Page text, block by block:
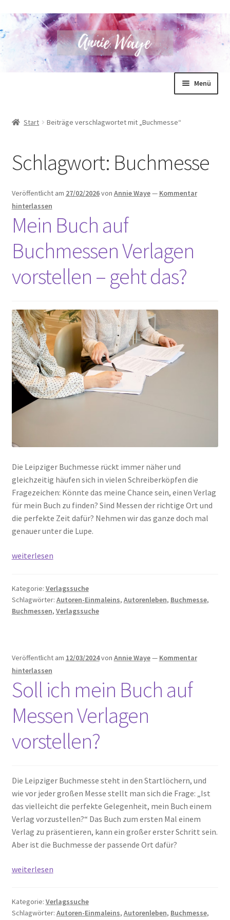
Menü
Shop
Blog
Für Autoren
Extras
Termine
Start Beiträge verschlagwortet mit „Buchmesse“
Schlagwort: Buchmesse
Veröffentlicht am 27/02/2026von Annie Waye— Kommentar
hinterlassen
Mein Buch auf
Buchmessen Verlagen
vorstellen – geht das?
Die Leipziger Buchmesse rückt immer näher und
gleichzeitig häufen sich in vielen Schreiberköpfen die
Fragezeichen: Könnte das meine Chance sein, einen Verlag
für mein Buch zu finden? Sind Messen der richtige Ort und
die perfekte Zeit dafür? Nehmen wir das ganze doch mal
genauer unter die Lupe.
Mein
Buchmessen
Verlagen
das?
weiterlesen
Kategorie: Verlagssuche
Schlagwörter: Autoren-Einmaleins, Autorenleben, Buchmesse,
Buchmessen, Verlagssuche
Veröffentlicht am 12/03/2024von Annie Waye— Kommentar
hinterlassen
Soll ich mein Buch auf
Messen Verlagen
vorstellen?
Die Leipziger Buchmesse steht in den Startlöchern, und
wie vor jeder großen Messe stellt man sich die Frage: „Ist
das vielleicht die perfekte Gelegenheit, mein Buch einem
Verlag vorzustellen?“ Das Buch zum ersten Mal einem
Verlag zu präsentieren, kann ein großer erster Schritt sein.
Aber ist die Buchmesse der passende Ort dafür?
Soll
Buch
weiterlesen
Kategorie: Verlagssuche
Schlagwörter: Autoren-Einmaleins, Autorenleben, Buchmesse,